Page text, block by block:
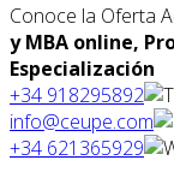
Conoce la Oferta
y MBA online,
Especialización
+34 918295892
info@ceupe.com
+34 621365929